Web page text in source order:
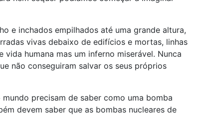
e inchados empilhados até uma grande altura,
vivas debaixo de edifícios e mortas, linhas
humana mas um inferno miserável. Nunca
não conseguiram salvar os seus próprios
precisam de saber como uma bomba
devem saber que as bombas nucleares de